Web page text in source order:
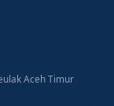
Aceh Timur